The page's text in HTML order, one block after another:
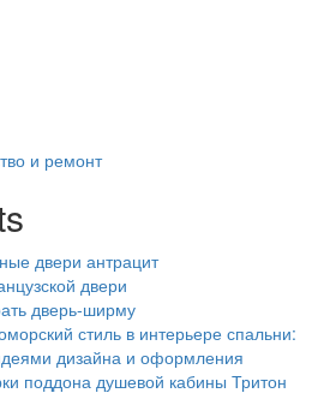
и ремонт
двери антрацит
двери
дверь-ширму
стиль в интерьере спальни:
дизайна и оформления
поддона душевой кабины Тритон